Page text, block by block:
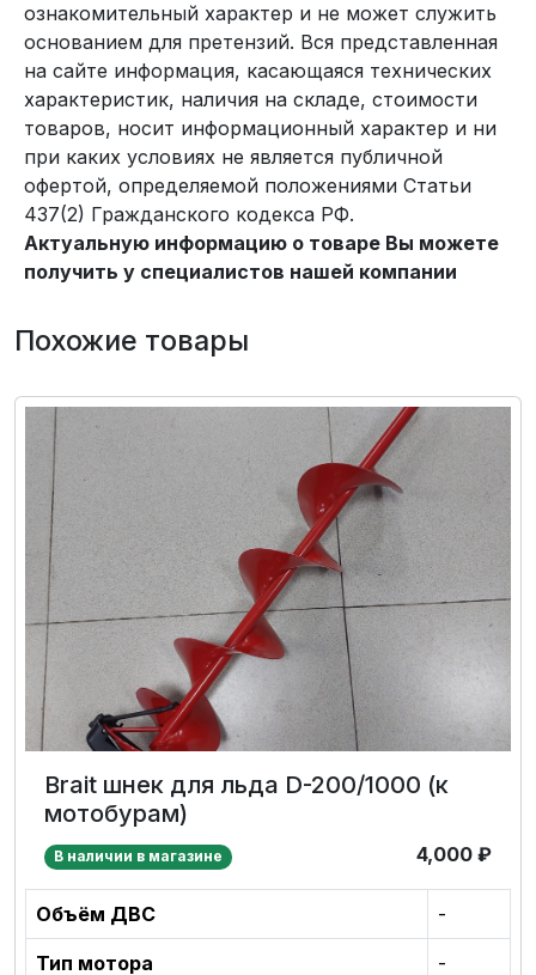
ознакомительный характер и не может служить
основанием для претензий. Вся представленная
на сайте информация, касающаяся технических
характеристик, наличия на складе, стоимости
товаров, носит информационный характер и ни
при каких условиях не является публичной
офертой, определяемой положениями Статьи
437(2) Гражданского кодекса РФ.
Актуальную информацию о товаре Вы можете
получить у специалистов нашей компании
Похожие товары
Brait шнек для льда D-200/1000 (к
мотобурам)
В наличии в магазине 4,000 ₽
Объём ДВС -
Тип мотора -